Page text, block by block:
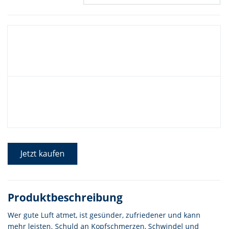
Jetzt kaufen
Produktbeschreibung
Wer gute Luft atmet, ist gesünder, zufriedener und kann
mehr leisten. Schuld an Kopfschmerzen, Schwindel und